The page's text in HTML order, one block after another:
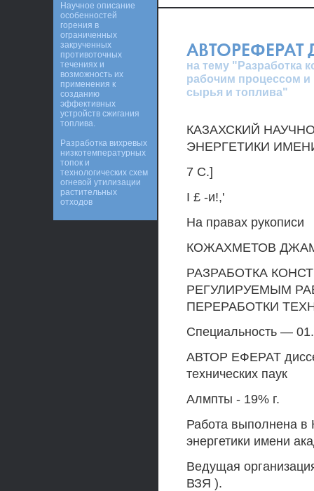
АВТОРЕФЕРАТ
на тему "Разработка
рабочим процессом и
сырья и топлива"
КАЗАХСКИЙ
ЭНЕРГЕТИКИ
7 С.]
I £ -и!,'
На правах рукописи
КОЖАХМЕТОВ
РАЗРАБОТКА
РЕГУЛИРУЕМЫМ
ПЕРЕРАБОТКИ
Специальность —
АВТОР ЕФЕРАТ
технических паук
Алмпты - 19% г.
Работа выполнена в
энергетики имени
Ведущая
ВЗЯ ).
Научное описание
особенностей
горения в
ограниченных
закрученных
противоточных
течениях и
возможность их
применения к
созданию
эффективных
устройств сжигания
топлива.
Разработка вихревых
низкотемпературных
топок и
технологических схем
огневой утилизации
растительных
отходов